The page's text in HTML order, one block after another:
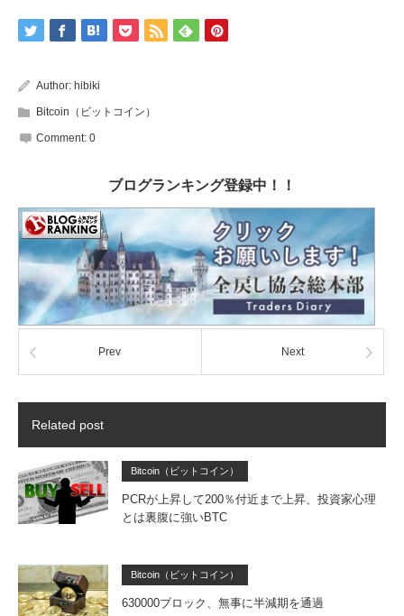
Author: hibiki
Bitcoin（ビットコイン）
Comment: 0
ブログランキング登録中！！
Prev Next
Related post
Bitcoin（ビットコイン）
PCRが上昇して200％付近まで上昇、投資家心理
とは裏腹に強いBTC
Bitcoin（ビットコイン）
630000ブロック、無事に半減期を通過